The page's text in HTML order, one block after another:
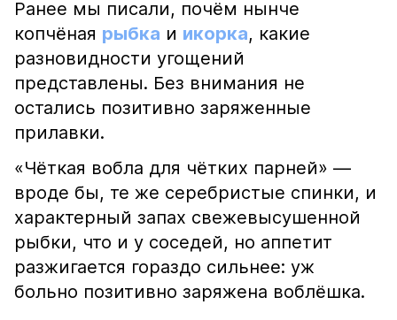
Ранее мы писали, почём нынче
копчёная рыбка и икорка, какие
разновидности угощений
представлены. Без внимания не
остались позитивно заряженные
прилавки.
«Чёткая вобла для чётких парней» —
вроде бы, те же серебристые спинки, и
характерный запах свежевысушенной
рыбки, что и у соседей, но аппетит
разжигается гораздо сильнее: уж
больно позитивно заряжена воблёшка.